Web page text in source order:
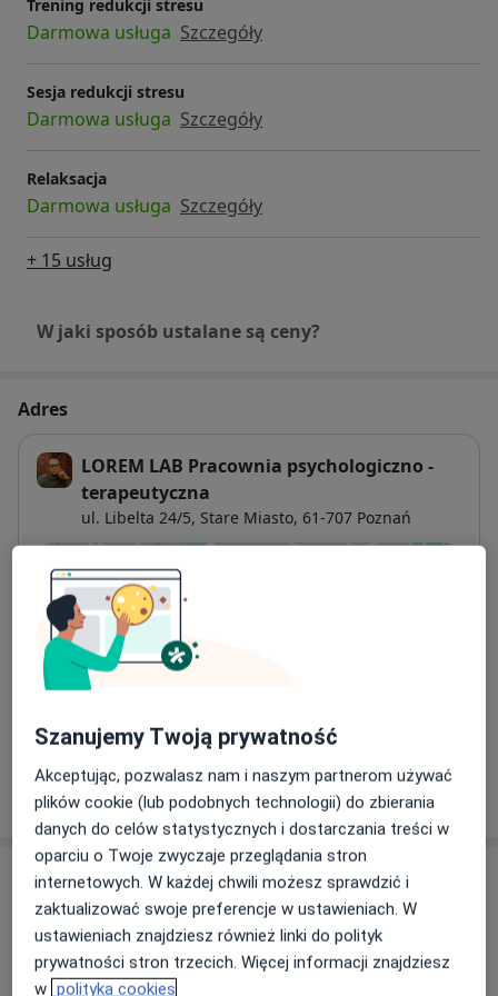
superwizji. Moje zainteresowania zawodowe to:
odporność fizyczna i psychiczna człowieka, rozwój
świadomości, mindfulness, praca ze stresem, praca z
ciałem, relacje.
Trening redukcji stresu
Darmowa usługa Szczegóły
Sesja redukcji stresu
Darmowa usługa Szczegóły
Relaksacja
Darmowa usługa Szczegóły
+ 15 usług
W jaki sposób ustalane są ceny?
Adres
LOREM LAB Pracownia psychologiczno -
terapeutyczna
ul. Libelta 24/5, Stare Miasto, 61-707 Poznań
Dostępność
W tym gabinecie nie można umawiać wizyt przez
internet
Pokaż więcej
o adresie
Ubezpieczenia - brak akceptowanych
Ten specjalista przyjmuje wyłącznie pacjentów
prywatnych. Możesz opłacić wizytę samodzielnie lub
znaleźć innego specjalistę, który akceptuje Twoje
Szanujemy Twoją prywatność
Akceptując, pozwalasz nam i naszym partnerom używać
plików cookie (lub podobnych technologii) do zbierania
danych do celów statystycznych i dostarczania treści w
oparciu o Twoje zwyczaje przeglądania stron
internetowych. W każdej chwili możesz sprawdzić i
zaktualizować swoje preferencje w ustawieniach. W
ustawieniach znajdziesz również linki do polityk
prywatności stron trzecich. Więcej informacji znajdziesz
w polityka cookies